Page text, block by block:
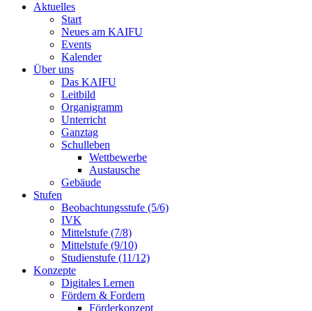
Aktuelles
Start
Neues am KAIFU
Events
Kalender
Über uns
Das KAIFU
Leitbild
Organigramm
Unterricht
Ganztag
Schulleben
Wettbewerbe
Austausche
Gebäude
Stufen
Beobachtungsstufe (5/6)
IVK
Mittelstufe (7/8)
Mittelstufe (9/10)
Studienstufe (11/12)
Konzepte
Digitales Lernen
Fördern & Fordern
Förderkonzept